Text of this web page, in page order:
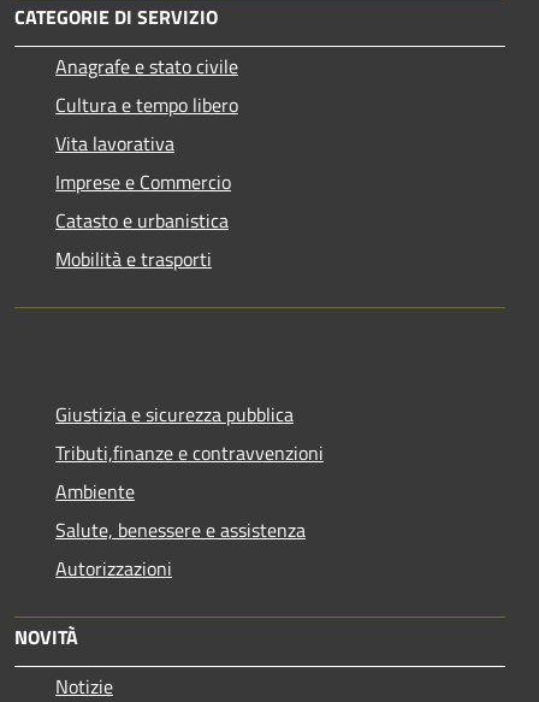
CATEGORIE DI SERVIZIO
Anagrafe e stato civile
Cultura e tempo libero
Vita lavorativa
Imprese e Commercio
Catasto e urbanistica
Mobilità e trasporti
Giustizia e sicurezza pubblica
Tributi,finanze e contravvenzioni
Ambiente
Salute, benessere e assistenza
Autorizzazioni
NOVITÀ
Notizie